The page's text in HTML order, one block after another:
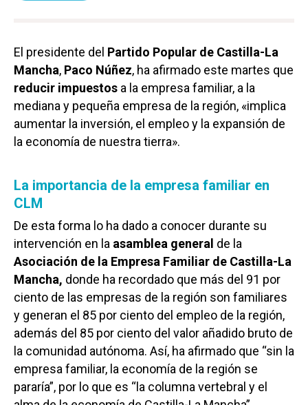
El presidente del Partido Popular de Castilla-La
Mancha, Paco Núñez, ha afirmado este martes que
reducir impuestos a la empresa familiar, a la
mediana y pequeña empresa de la región, «implica
aumentar la inversión, el empleo y la expansión de
la economía de nuestra tierra».
La importancia de la empresa familiar en
CLM
De esta forma lo ha dado a conocer durante su
intervención en la asamblea general de la
Asociación de la Empresa Familiar de Castilla-La
Mancha, donde ha recordado que más del 91 por
ciento de las empresas de la región son familiares
y generan el 85 por ciento del empleo de la región,
además del 85 por ciento del valor añadido bruto de
la comunidad autónoma. Así, ha afirmado que “sin la
empresa familiar, la economía de la región se
pararía”, por lo que es “la columna vertebral y el